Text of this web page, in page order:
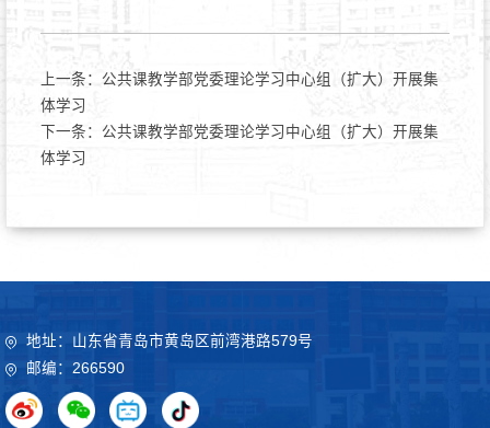
上一条： 公共课教学部党委理论学习中心组（扩大）开展集
体学习
下一条： 公共课教学部党委理论学习中心组（扩大）开展集
体学习
地址：山东省青岛市黄岛区前湾港路579号
邮编：266590